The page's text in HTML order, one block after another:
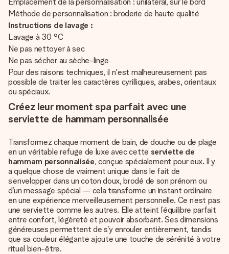
Méthode de personnalisation : broderie de haute qualité
Instructions de lavage :
Lavage à 30 °C
Ne pas nettoyer à sec
Ne pas sécher au sèche-linge
Pour des raisons techniques, il n'est malheureusement pas
possible de traiter les caractères cyrilliques, arabes, orientaux
ou spéciaux.
Créez leur moment spa parfait avec une
serviette de hammam personnalisée
Transformez chaque moment de bain, de douche ou de plage
en un véritable refuge de luxe avec cette serviette de
hammam personnalisée, conçue spécialement pour eux. Il y
a quelque chose de vraiment unique dans le fait de
s’envelopper dans un coton doux, brodé de son prénom ou
d’un message spécial — cela transforme un instant ordinaire
en une expérience merveilleusement personnelle. Ce n’est pas
une serviette comme les autres. Elle atteint l’équilibre parfait
entre confort, légèreté et pouvoir absorbant. Ses dimensions
généreuses permettent de s’y enrouler entièrement, tandis
que sa couleur élégante ajoute une touche de sérénité à votre
rituel bien-être.